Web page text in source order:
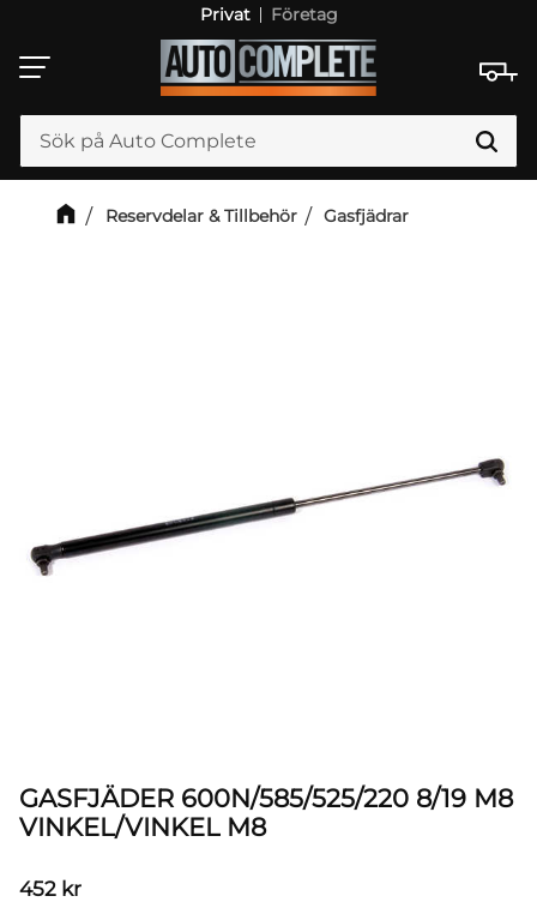
Meny
Privat Företag
Reservdelar & Tillbehör Gasfjädrar
GASFJÄDER 600N/585/525/220 8/19 M8
VINKEL/VINKEL M8
452 kr